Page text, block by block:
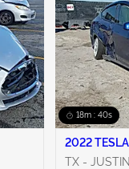
18m : 39s
2022
TX - JUSTIN